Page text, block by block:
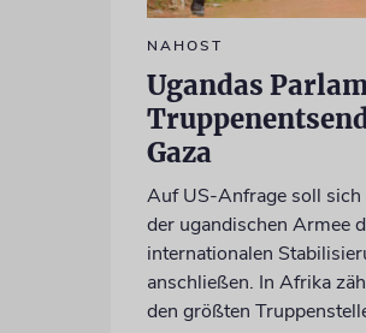
NAHOST
Ugandas
Gaza
Auf US-Anfrage soll sich
der ugandischen Armee
internationalen
anschließen. In Afrika
den größten